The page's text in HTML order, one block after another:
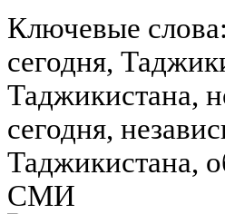
Ключевые
сегодня,
Таджикистана,
сегодня,
Таджикистана,
СМИ